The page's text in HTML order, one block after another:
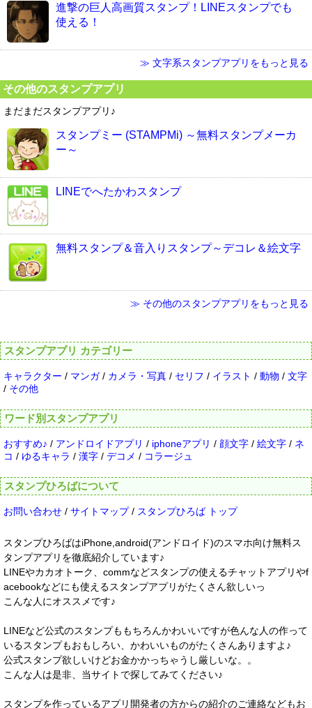
進撃の巨人高画質スタンプ！LINEスタンプでも
使える！
≫ 文字系スタンプアプリをもっと見る
その他のスタンプアプリ
まだまだスタンプアプリ♪
スタンプミー (STAMPMi) ～無料スタンプメーカ
ー～
LINEでへたかわスタンプ
無料スタンプ＆音入りスタンプ～デコレ＆絵文字
≫ その他のスタンプアプリをもっと見る
スタンプアプリ カテゴリー
キャラクター / マンガ/ カメラ・写真 / セリフ / イラスト / 動物 / 文字
/ その他
ワード別スタンプアプリ
おすすめ♪ / アンドロイドアプリ / iphoneアプリ / 顔文字 / 絵文字 / ネ
コ / ゆるキャラ / 漢字 / デコメ / コラージュ
スタンプひろばについて
お問い合わせ / サイトマップ/ スタンプひろば トップ
スタンプひろばはiPhone,android(アンドロイド)のスマホ向け無料ス
タンプアプリを徹底紹介しています♪
LINEやカカオトーク、commなどスタンプの使えるチャットアプリやf
acebookなどにも使えるスタンプアプリがたくさん欲しいっ
こんな人にオススメです♪
LINEなど公式のスタンプももちろんかわいいですが色んな人の作って
いるスタンプもおもしろい、かわいいものがたくさんありますよ♪
公式スタンプ欲しいけどお金かかっちゃうし厳しいな。。
こんな人は是非、当サイトで探してみてください♪
スタンプを作っているアプリ開発者の方からの紹介のご連絡などもお